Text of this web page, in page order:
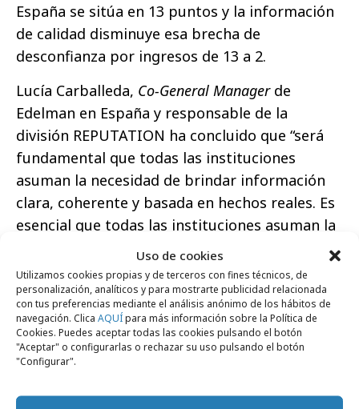
Uso de cookies
Utilizamos cookies propias y de terceros con fines técnicos, de
personalización, analíticos y para mostrarte publicidad relacionada
con tus preferencias mediante el análisis anónimo de los hábitos de
navegación. Clica AQUÍpara más información sobre la Política de
Cookies. Puedes aceptar todas las cookies pulsando el botón
"Aceptar" o configurarlas o rechazar su uso pulsando el botón
"Configurar".
España se sitúa en 13 puntos y la información
de calidad disminuye esa brecha de
desconfianza por ingresos de 13 a 2.
Lucía Carballeda, Co-General Managerde
Edelman en España y responsable de la
división REPUTATION ha concluido que “será
fundamental que todas las instituciones
asuman la necesidad de brindar información
clara, coherente y basada en hechos reales. Es
esencial que todas las instituciones asuman la
responsabilidad de luchar contra la
desinformación. Esa será la única vía para
poder romper el ciclo de desconfianza.”
Comparte